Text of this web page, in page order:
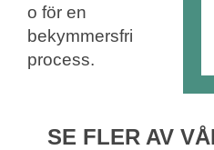
o för en
bekymmersfri
process.
SE FLER AV